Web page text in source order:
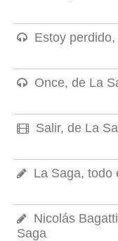
Estoy
Once, de La
Salir, de La
La Saga, todo
Nicolás
Saga